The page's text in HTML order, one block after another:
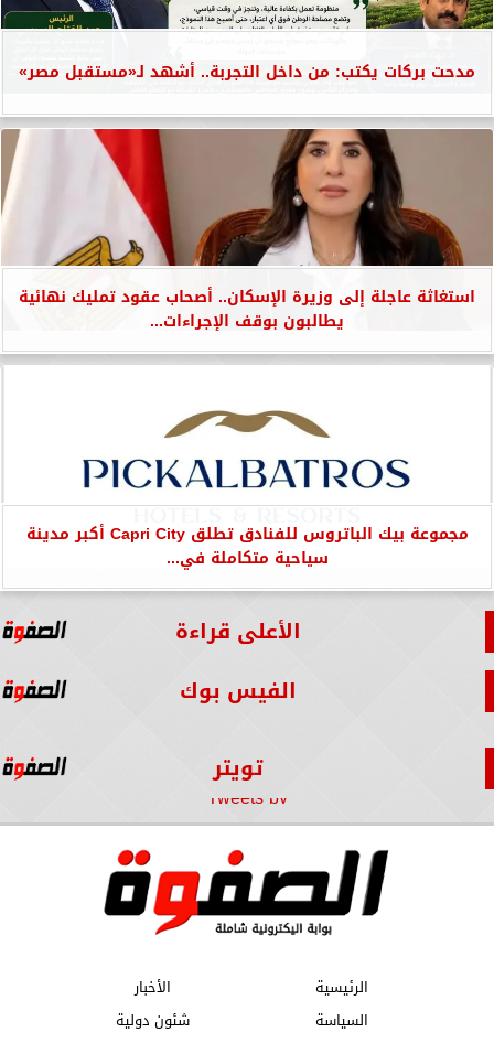
مدحت بركات يكتب: من داخل التجربة.. أشهد لـ«مستقبل مصر»
استغاثة عاجلة إلى وزيرة الإسكان.. أصحاب عقود تمليك نهائية
يطالبون بوقف الإجراءات...
مجموعة بيك الباتروس للفنادق تطلق Capri City أكبر مدينة
سياحية متكاملة في...
الأعلى قراءة
الفيس بوك
تويتر
Tweets by
الرئيسية
الأخبار
السياسة
شئون دولية